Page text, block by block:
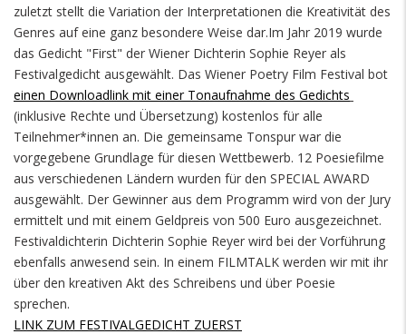
zuletzt stellt die Variation der Interpretationen die Kreativität des
Genres auf eine ganz besondere Weise dar.Im Jahr 2019 wurde
das Gedicht "First" der Wiener Dichterin Sophie Reyer als
Festivalgedicht ausgewählt. Das Wiener Poetry Film Festival bot
einen Downloadlink mit einer Tonaufnahme des Gedichts
(inklusive Rechte und Übersetzung) kostenlos für alle
Teilnehmer*innen an. Die gemeinsame Tonspur war die
vorgegebene Grundlage für diesen Wettbewerb. 12 Poesiefilme
aus verschiedenen Ländern wurden für den SPECIAL AWARD
ausgewählt. Der Gewinner aus dem Programm wird von der Jury
ermittelt und mit einem Geldpreis von 500 Euro ausgezeichnet.
Festivaldichterin Dichterin Sophie Reyer wird bei der Vorführung
ebenfalls anwesend sein. In einem FILMTALK werden wir mit ihr
über den kreativen Akt des Schreibens und über Poesie
sprechen.
LINK ZUM FESTIVALGEDICHT ZUERST